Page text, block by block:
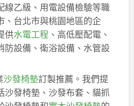
線乙級、用電設備檢驗等職
、台北市與桃園地區的企
供水電工程 、高低壓配電、
防設備、衛浴設備、水管設
沙發椅墊訂製推薦。我們提
沙發椅墊、沙發布套、貓抓